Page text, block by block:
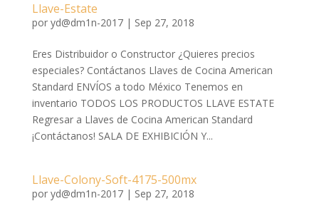
Llave-Estate
por yd@dm1n-2017| Sep 27, 2018
Eres Distribuidor o Constructor ¿Quieres precios
especiales? Contáctanos Llaves de Cocina American
Standard ENVÍOS a todo México Tenemos en
inventario TODOS LOS PRODUCTOS LLAVE ESTATE
Regresar a Llaves de Cocina American Standard
¡Contáctanos! SALA DE EXHIBICIÓN Y...
Llave-Colony-Soft-4175-500mx
por yd@dm1n-2017| Sep 27, 2018